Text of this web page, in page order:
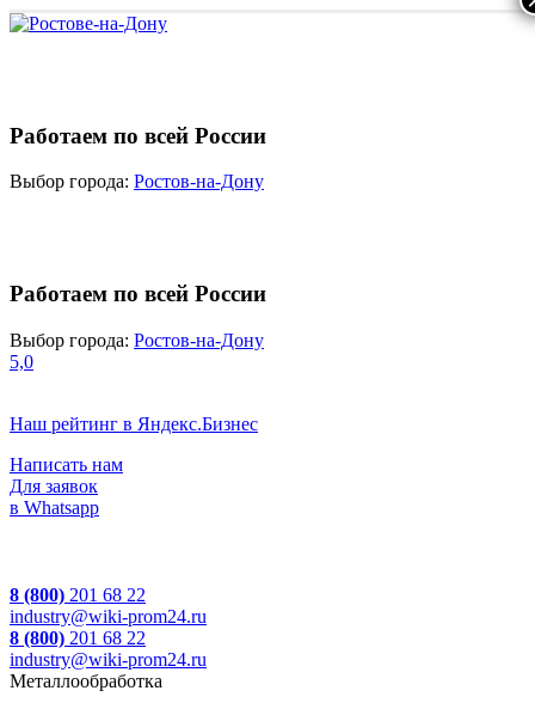
Работаем по всей России
Выбор города: Ростов-на-Дону
Работаем по всей России
Выбор города: Ростов-на-Дону
5,0
Наш рейтинг в Яндекс.Бизнес
Написать нам
Для заявок
в Whatsapp
8 (800) 201 68 22
industry@wiki-prom24.ru
8 (800) 201 68 22
industry@wiki-prom24.ru
Металлообработка